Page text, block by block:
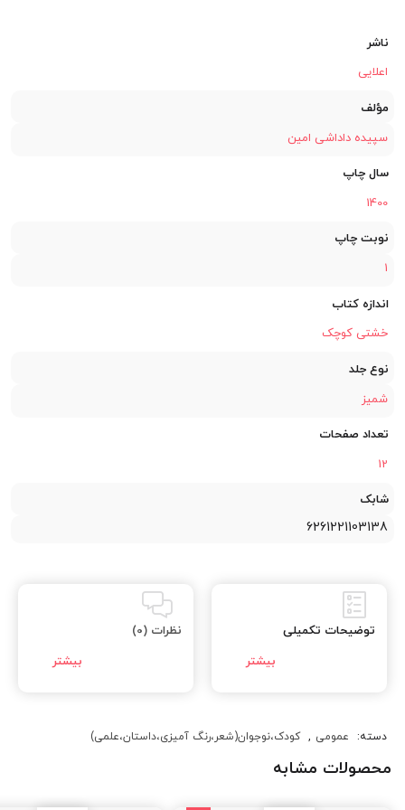
ناشر
اعلایی
مؤلف
سپیده داداشی امین
سال چاپ
1400
نوبت چاپ
1
اندازه کتاب
خشتی کوچک
نوع جلد
شمیز
تعداد صفحات
12
شابک
6261221103138
توضیحات تکمیلی نظرات (0)
دسته: عمومی , کودک،نوجوان(شعر،رنگ آمیزی،داستان،علمی)
محصولات مشابه